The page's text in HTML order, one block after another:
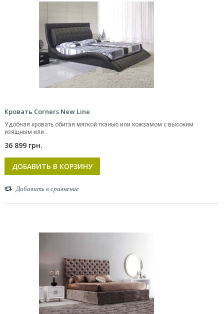
Кровать Corners New Line
Удобная кровать обитая мягкой тканью или кожзамом с высоким
изящным или...
36 899 грн.
ДОБАВИТЬ В КОРЗИНУ
Добавить в сравнение